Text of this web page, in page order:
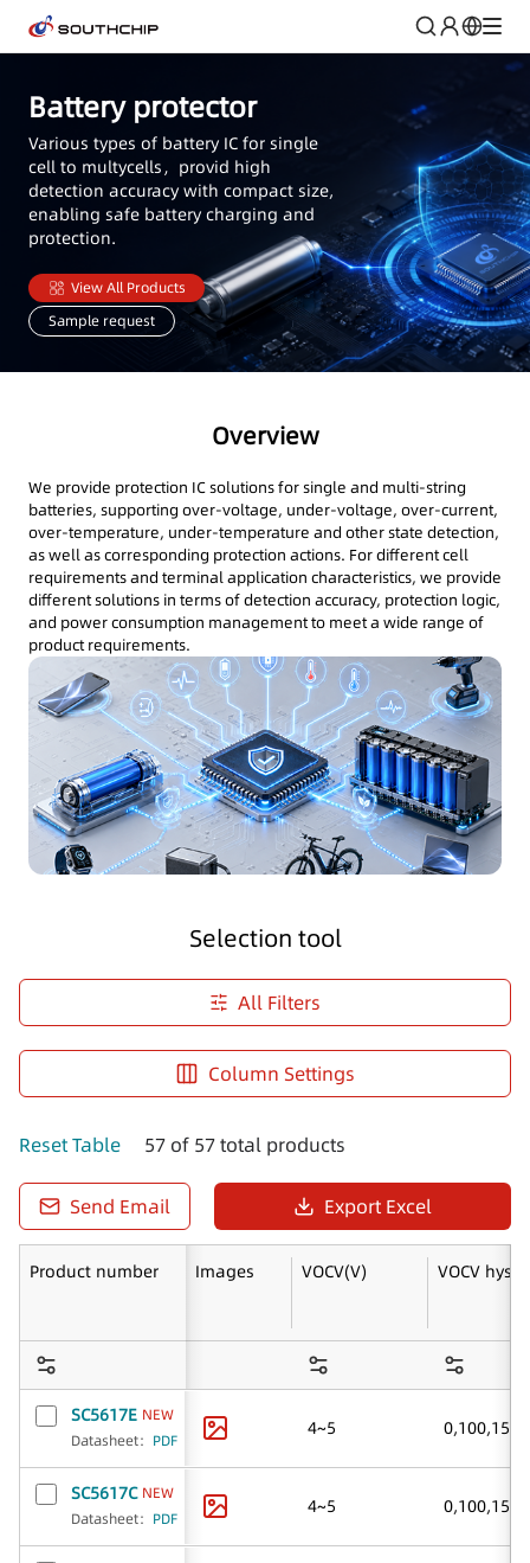
Battery protector
Various types of battery IC for single
cell to multycells，provid high
detection accuracy with compact size,
enabling safe battery charging and
protection.
View All Products
Sample request
Overview
We provide protection IC solutions for single and multi-string
batteries, supporting over-voltage, under-voltage, over-current,
over-temperature, under-temperature and other state detection,
as well as corresponding protection actions. For different cell
requirements and terminal application characteristics, we provide
different solutions in terms of detection accuracy, protection logic,
and power consumption management to meet a wide range of
product requirements.
Selection tool
All Filters
Column Settings
Reset Table 57 of 57 total products
Send Email Export Excel
Product number Images VOCV(V) VOCV hys.
SC5617E NEW
Datasheet： PDF
4~5 0,100,150
SC5617C NEW
Datasheet： PDF
4~5 0,100,150